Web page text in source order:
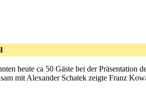
heute ca 50 Gäste bei der Präsentation
mit Alexander Schatek zeigte Franz